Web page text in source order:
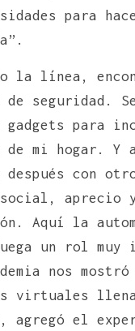
para
la línea,
de seguridad.
gadgets para
de mi hogar. Y
después con
aprecio
Aquí la
un rol muy
nos mostró
virtuales
agregó el